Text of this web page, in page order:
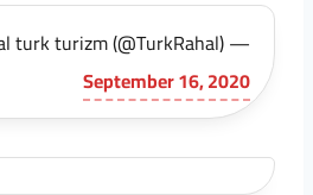
— Rahal turk turizm (@TurkRahal)
September 16, 2020